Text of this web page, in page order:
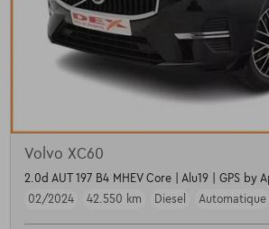
Volvo XC60
2.0d AUT 197 B4 MHEV Core | Alu19 | GPS
02/2024
42.550 km Diesel Automatique